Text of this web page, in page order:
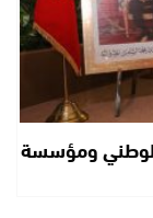
الوطني ومؤسسة